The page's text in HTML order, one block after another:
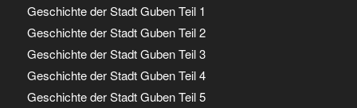
Geschichte der Stadt Guben Teil 1
Geschichte der Stadt Guben Teil 2
Geschichte der Stadt Guben Teil 3
Geschichte der Stadt Guben Teil 4
Geschichte der Stadt Guben Teil 5